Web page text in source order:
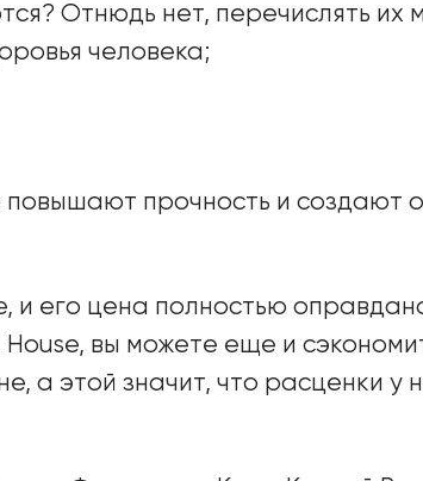
Отнюдь нет, перечислять их
человека;
прочность и создают
и его цена полностью
вы можете еще и
а этой значит, что расценки у